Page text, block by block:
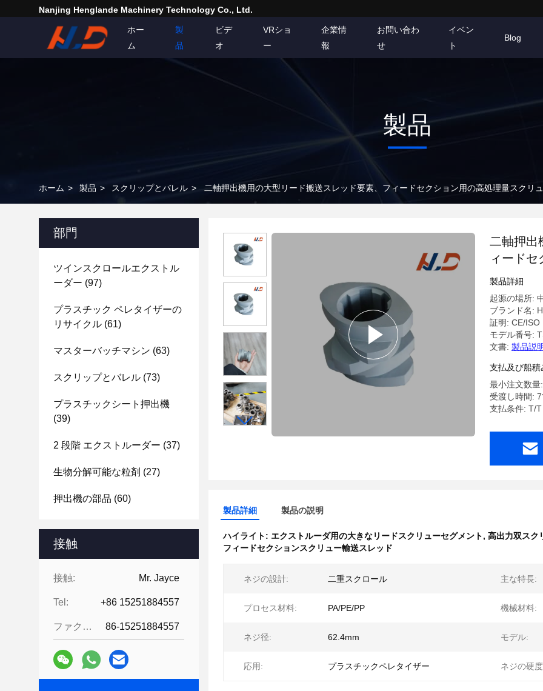
Nanjing Henglande Machinery Technology Co., Ltd.
ホー
ム
製
品
ビデ
オ
VRショ
ー
企業情
報
お問い合わ
せ
イベン
ト
Blog
製品
ホーム > 製品 > スクリップとバレル > 二軸押出機用の大型リード搬送スレッド要素、フィードセクション用の高処理量スクリ
部門
ツインスクロールエクストル
ーダー (97)
プラスチック ペレタイザーの
リサイクル (61)
マスターバッチマシン (63)
スクリップとバレル (73)
プラスチックシート押出機
(39)
2 段階 エクストルーダー (37)
生物分解可能な粒剤 (27)
押出機の部品 (60)
接触
接触: Mr. Jayce
Tel: +86 15251884557
ファクシミリ: 86-15251884557
二軸押出
ィード
ント
製品詳細
起源の場所:
ブランド名:
証明: CE/ISO
モデル番号:
文書: 製品説
支払及び船積
最小注文数量
受渡し時間:
支払条件: T/T
製品詳細 製品の説明
ハイライト: エクストルーダ用の大きなリードスクリューセグメント, 高出力双スク
フィードセクションスクリュー輸送スレッド
ネジの設計: 二重スクロール 主な特長:
プロセス材料: PA/PE/PP 機械材料:
ネジ径: 62.4mm モデル:
応用: プラスチックペレタイザー ネジの硬